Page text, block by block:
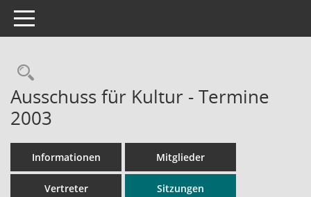
Toggle navigation
Rechercheauswahl
Ausschuss für Kultur - Termine
2003
Informationen Mitglieder
Vertreter Sitzungen